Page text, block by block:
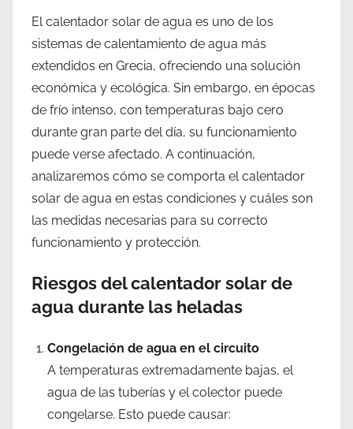
El calentador solar de agua es uno de los
sistemas de calentamiento de agua más
extendidos en Grecia, ofreciendo una solución
económica y ecológica. Sin embargo, en épocas
de frío intenso, con temperaturas bajo cero
durante gran parte del día, su funcionamiento
puede verse afectado. A continuación,
analizaremos cómo se comporta el calentador
solar de agua en estas condiciones y cuáles son
las medidas necesarias para su correcto
funcionamiento y protección.
Riesgos del calentador solar de
agua durante las heladas
Congelación de agua en el circuito
A temperaturas extremadamente bajas, el
agua de las tuberías y el colector puede
congelarse. Esto puede causar: